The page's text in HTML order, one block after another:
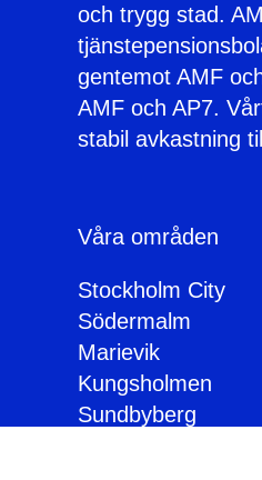
och trygg stad.
gentemot AMF
AMF och AP7.
stabil avkastning
Våra områden
Stockholm City
Södermalm
Marievik
Kungsholmen
Sundbyberg